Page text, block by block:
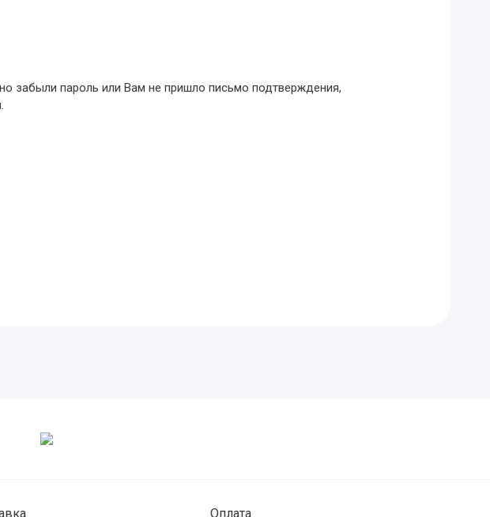
забыли пароль или Вам не пришло письмо подтверждения,
Оплата